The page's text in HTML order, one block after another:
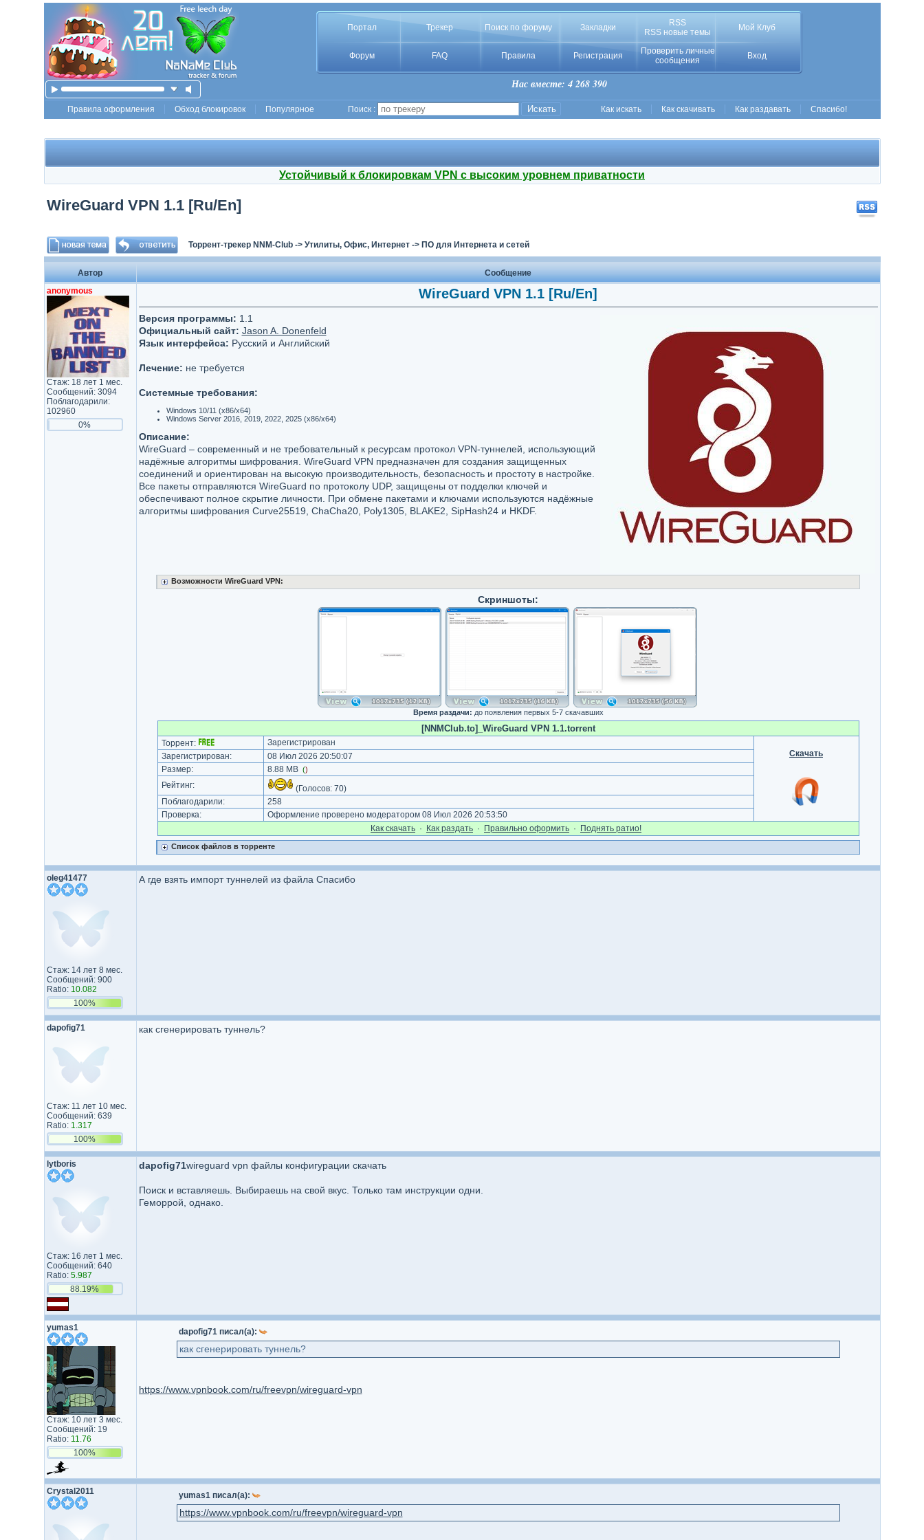
Портал Трекер Поиск по форуму Закладки
RSS
RSS новые темы
Мой Клуб
Форум FAQ Правила Регистрация
Проверить личные
сообщения
Вход
Нас вместе: 4 268 390
Правила оформления Обход блокировок Популярное Поиск : Как искать Как скачивать Как раздавать Спасибо!
Устойчивый к блокировкам VPN с высоким уровнем приватности
WireGuard VPN 1.1 [Ru/En]
Торрент-трекер NNM-Club-> Утилиты, Офис, Интернет-> ПО для Интернета и сетей
Автор
Сообщение
anonymous
Стаж: 18 лет 1 мес.
Сообщений: 3094
Поблагодарили:
102960
0%
WireGuard VPN 1.1 [Ru/En]
Версия программы: 1.1
Официальный сайт: Jason A. Donenfeld
Язык интерфейса: Русский и Английский
Лечение: не требуется
Системные требования:
Windows 10/11 (x86/x64)
Windows Server 2016, 2019, 2022, 2025 (x86/x64)
Описание:
WireGuard – современный и не требовательный к ресурсам протокол VPN-туннелей, использующий
надёжные алгоритмы шифрования. WireGuard VPN предназначен для создания защищенных
соединений и ориентирован на высокую производительность, безопасность и простоту в настройке.
Все пакеты отправляются WireGuard по протоколу UDP, защищены от подделки ключей и
обеспечивают полное скрытие личности. При обмене пакетами и ключами используются надёжные
алгоритмы шифрования Curve25519, ChaCha20, Poly1305, BLAKE2, SipHash24 и HKDF.
Возможности WireGuard VPN:
Скриншоты:
Время раздачи: до появления первых 5-7 скачавших
[NNMClub.to]_WireGuard VPN 1.1.torrent
Торрент:
Зарегистрирован
Скачать
Зарегистрирован:
08 Июл 2026 20:50:07
Размер:
8.88 MB ()
Рейтинг: (Голосов: 70)
Поблагодарили:
258
Проверка:
Оформление проверено модератором 08 Июл 2026 20:53:50
Как cкачать · Как раздать · Правильно оформить · Поднять ратио!
Список файлов в торренте
oleg41477
Стаж: 14 лет 8 мес.
Сообщений: 900
Ratio: 10.082
100%
А где взять импорт туннелей из файла Спасибо
dapofig71
Стаж: 11 лет 10 мес.
Сообщений: 639
Ratio: 1.317
100%
как сгенерировать туннель?
lytboris
Стаж: 16 лет 1 мес.
Сообщений: 640
Ratio: 5.987
88.19%
dapofig71wireguard vpn файлы конфигурации скачать
Поиск и вставляешь. Выбираешь на свой вкус. Только там инструкции одни.
Геморрой, однако.
yumas1
Стаж: 10 лет 3 мес.
Сообщений: 19
Ratio: 11.76
100%
dapofig71 писал(а):
как сгенерировать туннель?
https://www.vpnbook.com/ru/freevpn/wireguard-vpn
Crystal2011 yumas1 писал(а):
https://www.vpnbook.com/ru/freevpn/wireguard-vpn